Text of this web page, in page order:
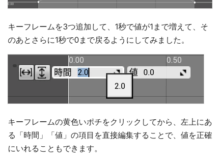
キーフレームを3つ追加して、1秒で値が1まで増えて、そ
のあとさらに1秒で0まで戻るようにしてみました。
キーフレームの黄色いポチをクリックしてから、左上にあ
る「時間」「値」の項目を直接編集することで、値を正確
にいれることもできます。